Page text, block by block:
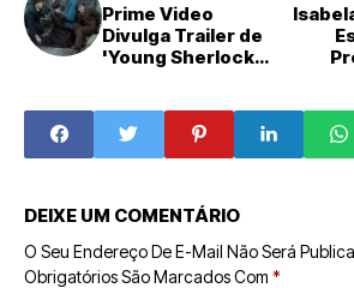
Prime Video
Divulga Trailer de
'Young Sherlock'
Gênese do Gênio
Investigativo
de The
DEIXE UM COMENTÁRIO
O Seu Endereço De E-Mail Não Será
Obrigatórios São Marcados Com *